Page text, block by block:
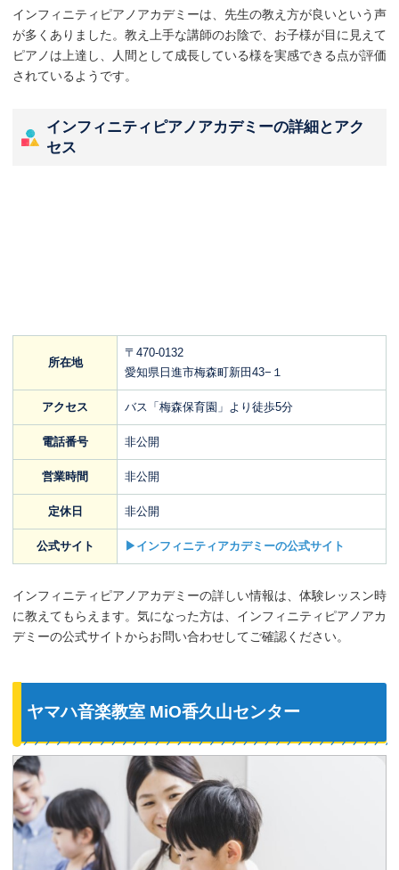
インフィニティピアノアカデミーは、先生の教え方が良いという声
が多くありました。教え上手な講師のお陰で、お子様が目に見えて
ピアノは上達し、人間として成長している様を実感できる点が評価
されているようです。
インフィニティピアノアカデミーの詳細とアク
セス
所在地
〒470-0132
愛知県日進市梅森町新田43−１
アクセス バス「梅森保育園」より徒歩5分
電話番号 非公開
営業時間 非公開
定休日 非公開
公式サイト ▶インフィニティアカデミーの公式サイト
インフィニティピアノアカデミーの詳しい情報は、体験レッスン時
に教えてもらえます。気になった方は、インフィニティピアノアカ
デミーの公式サイトからお問い合わせしてご確認ください。
ヤマハ音楽教室 MiO香久山センター